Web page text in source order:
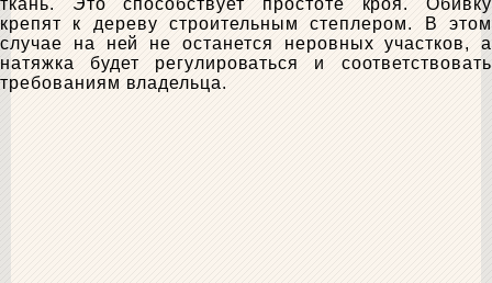
крепят к дереву строительным степлером. В этом
случае на ней не останется неровных участков, а
натяжка будет регулироваться и соответствовать
требованиям владельца.